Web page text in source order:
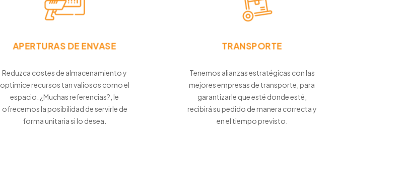
APERTURAS DE ENVASE
Reduzca costes de almacenamiento y
optimice recursos tan valiosos como el
espacio. ¿Muchas referencias?, le
ofrecemos la posibilidad de servirle de
forma unitaria si lo desea.
TRANSPORTE
Tenemos alianzas estratégicas con las
mejores empresas de transporte, para
garantizarle que esté donde esté,
recibirá su pedido de manera correcta y
en el tiempo previsto.